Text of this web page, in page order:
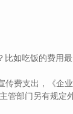
如吃饭的费用
费支出，《企
管部门另有规定